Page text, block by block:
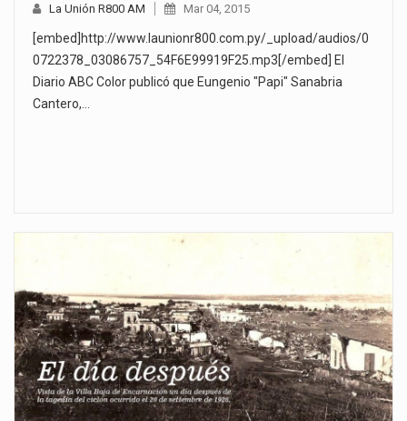
La Unión R800 AM Mar 04, 2015
[embed]http://www.launionr800.com.py/_upload/audios/0
0722378_03086757_54F6E99919F25.mp3[/embed] El
Diario ABC Color publicó que Eungenio "Papi" Sanabria
Cantero,…